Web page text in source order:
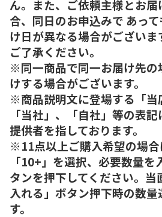
ん。また、ご依頼主様とお
合、同日のお申込みで あっ
け日が異なる場合がござい
ご了承ください。
※同一商品で同一お届け先の
けする場合がございます。
※商品説明文に登場する「当
「当社」、「自社」等の表
提供者を指しております。
※11点以上ご購入希望の場
「10+」を選択、必要数量
タンを押下してください。
入れる」ボタン押下時の数
す。